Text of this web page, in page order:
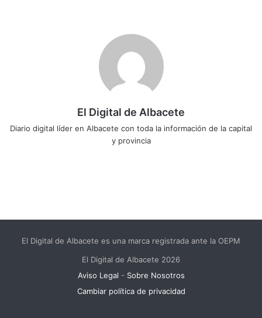
El Digital de Albacete
Diario digital líder en Albacete con toda la información de la capital
y provincia
El Digital de Albacete es una marca registrada ante la OEPM
El Digital de Albacete 2026
Aviso Legal - Sobre Nosotros
Cambiar política de privacidad